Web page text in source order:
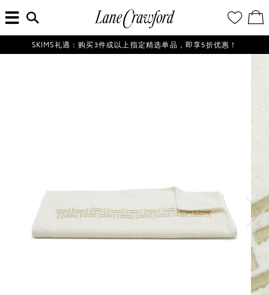
佛
探
的
愿
望
单
看
／
修
购
单
入
搜
索
信
息...
SKIMS礼遇：购买3件或以上指定精选单品，即享5折优惠！